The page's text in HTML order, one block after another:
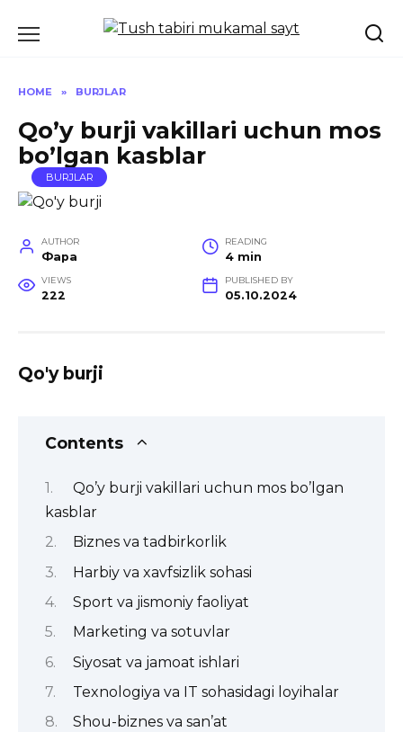
HOME » BURJLAR
Qo’y burji vakillari uchun mos
bo’lgan kasblar
BURJLAR
AUTHOR
Фара
READING
4 min
VIEWS
222
PUBLISHED BY
05.10.2024
Qo'y burji
Contents
Qo’y burji vakillari uchun mos bo’lgan
kasblar
Biznes va tadbirkorlik
Harbiy va xavfsizlik sohasi
Sport va jismoniy faoliyat
Marketing va sotuvlar
Siyosat va jamoat ishlari
Texnologiya va IT sohasidagi loyihalar
Shou-biznes va san’at